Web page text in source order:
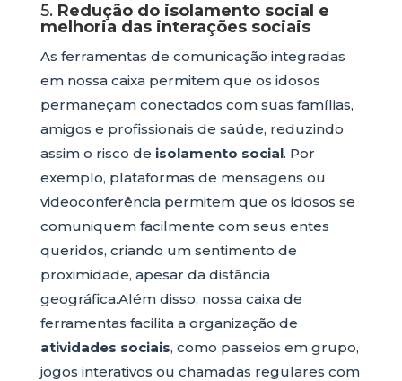
5. Redução do isolamento social e
melhoria das interações sociais
As ferramentas de comunicação integradas
em nossa caixa permitem que os idosos
permaneçam conectados com suas famílias,
amigos e profissionais de saúde, reduzindo
assim o risco de isolamento social. Por
exemplo, plataformas de mensagens ou
videoconferência permitem que os idosos se
comuniquem facilmente com seus entes
queridos, criando um sentimento de
proximidade, apesar da distância
geográfica.Além disso, nossa caixa de
ferramentas facilita a organização de
atividades sociais, como passeios em grupo,
jogos interativos ou chamadas regulares com